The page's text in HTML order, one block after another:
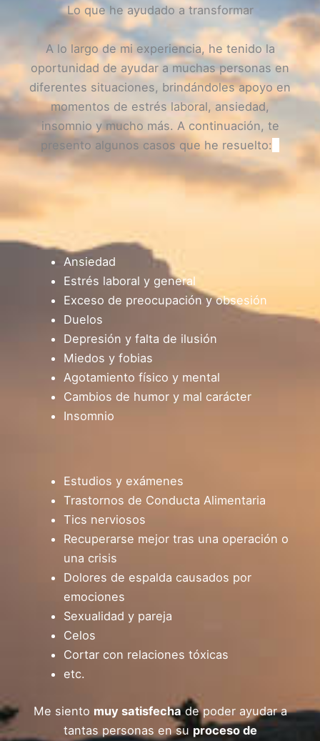
Lo que he ayudado a transformar
A lo largo de mi experiencia, he tenido la
oportunidad de ayudar a muchas personas en
diferentes situaciones, brindándoles apoyo en
momentos de estrés laboral, ansiedad,
insomnio y mucho más. A continuación, te
presento algunos casos que he resuelto:
Ansiedad
Estrés laboral y general
Exceso de preocupación y obsesión
Duelos
Depresión y falta de ilusión
Miedos y fobias
Agotamiento físico y mental
Cambios de humor y mal carácter
Insomnio
Estudios y exámenes
Trastornos de Conducta Alimentaria
Tics nerviosos
Recuperarse mejor tras una operación o
una crisis
Dolores de espalda causados por
emociones
Sexualidad y pareja
Celos
Cortar con relaciones tóxicas
etc.
Me siento muy satisfechade poder ayudar a
tantas personas en su proceso de